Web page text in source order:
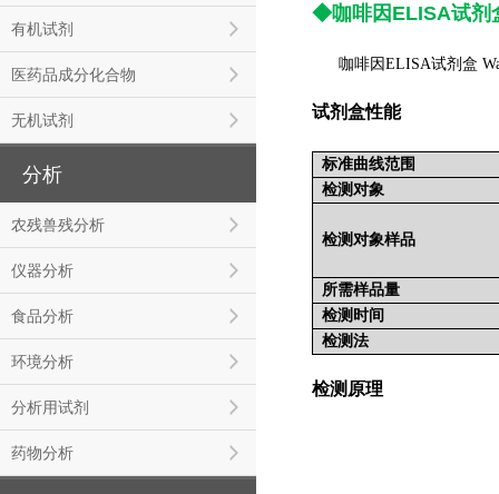
有机试剂
医药品成分化合物
无机试剂
分析
农残兽残分析
仪器分析
食品分析
环境分析
分析用试剂
药物分析
◆咖啡因 ELISA试剂
咖啡因ELISA试剂盒
试剂盒性能
标准曲线范围
检测对象
检测对象样品
所需样品量
检测时间
检测法
检测原理